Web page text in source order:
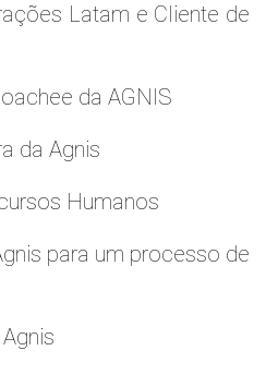
Latam e Cliente de
da AGNIS
da Agnis
Humanos
para um processo de